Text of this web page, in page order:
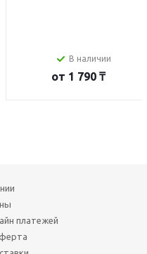
В наличии
от 1 790 ₸
платежей